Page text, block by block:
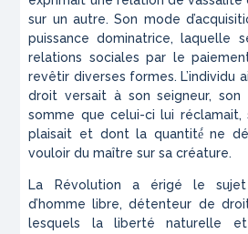
sur un autre. Son mode
puissance dominatrice, laquelle
relations sociales par le
revêtir diverses formes. L’individu
droit versait à son seigneur,
somme que celui-ci lui
plaisait et dont la quantité́ ne
vouloir du maître sur sa créature.
La Révolution a érigé le
d’homme libre, détenteur de
lesquels la liberté naturelle et